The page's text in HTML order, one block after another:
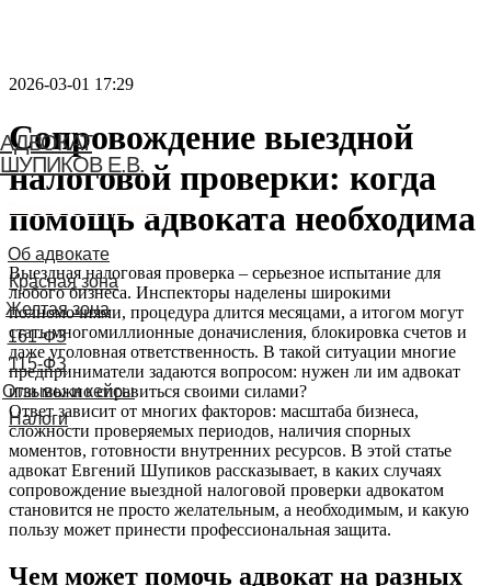
АДВОКАТ
ШУПИКОВ Е.В.
2026-03-01 17:29
Сопровождение выездной
налоговой проверки: когда
помощь адвоката необходима
Выездная налоговая проверка – серьезное испытание для
любого бизнеса. Инспекторы наделены широкими
полномочиями, процедура длится месяцами, а итогом могут
стать многомиллионные доначисления, блокировка счетов и
даже уголовная ответственность. В такой ситуации многие
предприниматели задаются вопросом: нужен ли им адвокат
или можно справиться своими силами?
Ответ зависит от многих факторов: масштаба бизнеса,
сложности проверяемых периодов, наличия спорных
моментов, готовности внутренних ресурсов. В этой статье
адвокат Евгений Шупиков рассказывает, в каких случаях
сопровождение выездной налоговой проверки адвокатом
становится не просто желательным, а необходимым, и какую
пользу может принести профессиональная защита.
Чем может помочь адвокат на разных